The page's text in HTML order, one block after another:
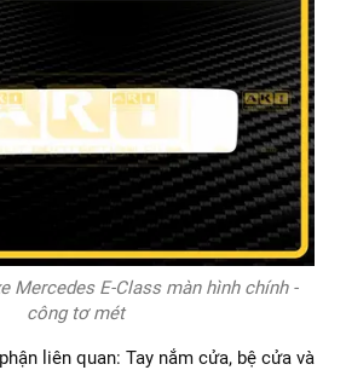
Mercedes E-Class màn hình chính -
công tơ mét
liên quan: Tay nắm cửa, bệ cửa và